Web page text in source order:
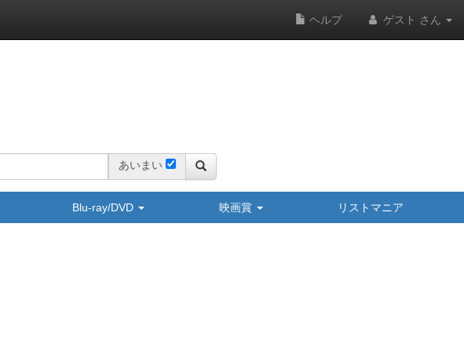
ヘルプ ゲスト さん
あいまい
Blu-ray/DVD 映画賞 リストマニア